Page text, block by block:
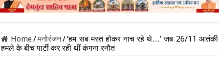
Home/मनोरंजन/‘हम सब मस्त होकर नाच रहे थे…’ जब 26/11 आतंकी
हमले के बीच पार्टी कर रही थीं कंगना रनौत